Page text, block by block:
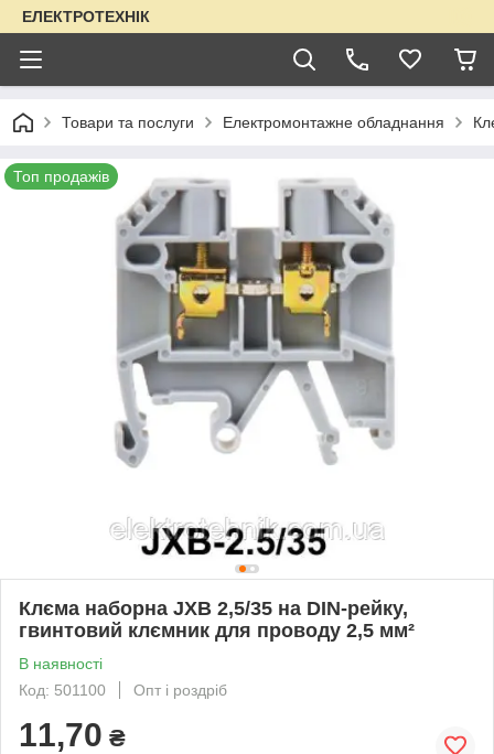
ЕЛЕКТРОТЕХНІК
Товари та послуги Електромонтажне обладнання
Топ продажів
Клєма наборна JXB 2,5/35 на DIN-рейку,
гвинтовий клємник для проводу 2,5 мм²
В наявності
Код: 501100
Опт і роздріб
11,70 ₴